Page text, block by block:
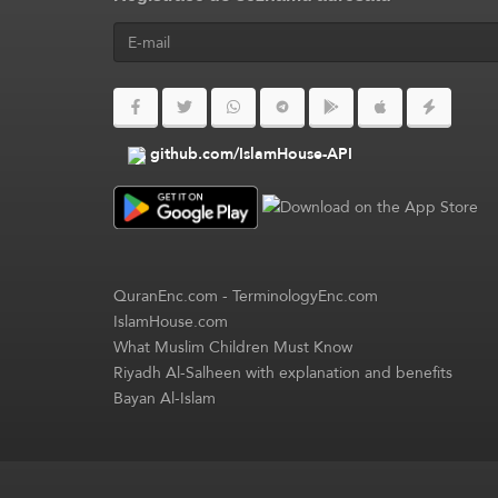
github.com/IslamHouse-API
QuranEnc.com-TerminologyEnc.com
IslamHouse.com
What Muslim Children Must Know
Riyadh Al-Salheen with explanation and benefits
Bayan Al-Islam